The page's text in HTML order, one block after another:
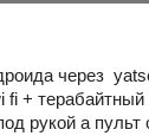
через
+
рукой а пульт